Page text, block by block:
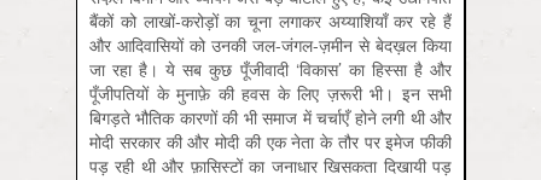
बैंकों को लाखों-करोड़ों का चूना लगाकर अय्याशियाँ कर रहे हैं
और आदिवासियों को उनकी जल-जंगल-ज़मीन से बेदख़ल किया
जा रहा है। ये सब कुछ पूँजीवादी ‘विकास’ का हिस्सा है और
पूँजीपतियों के मुनाफ़े की हवस के लिए ज़रूरी भी। इन सभी
बिगड़ते भौतिक कारणों की भी समाज में चर्चाएँ होने लगी थी और
मोदी सरकार की और मोदी की एक नेता के तौर पर इमेज फीकी
पड़ रही थी और फ़ासिस्टों का जनाधार खिसकता दिखायी पड़